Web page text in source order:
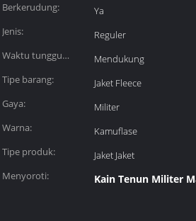
Berkerudung:
Ya
Jenis:
Reguler
Waktu tunggu
hari:
Mendukung
Tipe barang:
Jaket Fleece
Gaya:
Militer
Warna:
Kamuflase
Tipe produk:
Jaket Jaket
Menyoroti:
Kain Tenun Militer